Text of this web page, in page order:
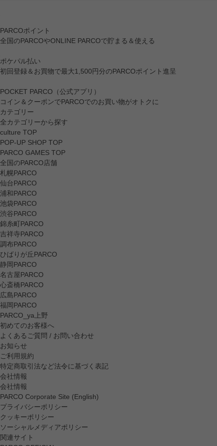
PARCOポイント
全国のPARCOやONLINE PARCOで貯まる＆使える
ポケパル払い
初回登録＆お買物で最大1,500円分のPARCOポイント進呈
POCKET PARCO（公式アプリ）
コイン＆クーポンでPARCOでのお買い物がオトクに
カテゴリー
全カテゴリーから探す
culture TOP
POP-UP SHOP TOP
PARCO GAMES TOP
全国のPARCO店舗
札幌PARCO
仙台PARCO
浦和PARCO
池袋PARCO
渋谷PARCO
錦糸町PARCO
吉祥寺PARCO
調布PARCO
ひばりが丘PARCO
静岡PARCO
名古屋PARCO
心斎橋PARCO
広島PARCO
福岡PARCO
PARCO_ya上野
初めてのお客様へ
よくあるご質問 / お問い合わせ
お知らせ
ご利用規約
特定商取引法など法令に基づく表記
会社情報
会社情報
PARCO Corporate Site (English)
プライバシーポリシー
クッキーポリシー
ソーシャルメディアポリシー
関連サイト